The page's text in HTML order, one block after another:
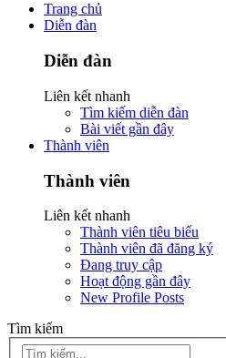
Trang chủ
Diễn đàn
Diễn đàn
Liên kết nhanh
Tìm kiếm diễn đàn
Bài viết gần đây
Thành viên
Thành viên
Liên kết nhanh
Thành viên tiêu biểu
Thành viên đã đăng ký
Đang truy cập
Hoạt động gần đây
New Profile Posts
Tìm kiếm